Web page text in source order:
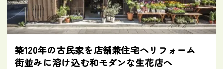
築120年の古民家を店舗兼住宅へリフォーム
街並みに溶け込む和モダンな生花店へ